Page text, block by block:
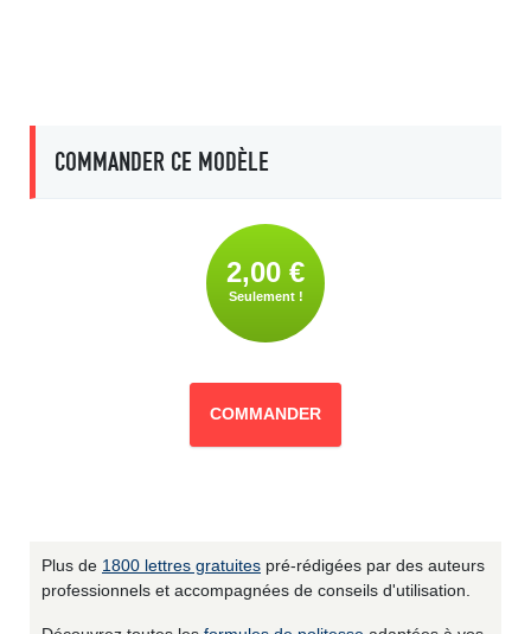
COMMANDER CE MODÈLE
2,00 €
Seulement !
COMMANDER
Plus de 1800 lettres gratuites pré-rédigées par des auteurs
professionnels et accompagnées de conseils d'utilisation.